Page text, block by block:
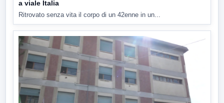
a viale Italia
Ritrovato senza vita il corpo di un 42enne in un...